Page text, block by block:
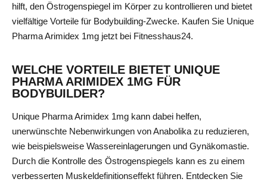
hilft, den Östrogenspiegel im Körper zu kontrollieren und bietet
vielfältige Vorteile für Bodybuilding-Zwecke. Kaufen Sie Unique
Pharma Arimidex 1mg jetzt bei Fitnesshaus24.
WELCHE VORTEILE BIETET UNIQUE
PHARMA ARIMIDEX 1MG FÜR
BODYBUILDER?
Unique Pharma Arimidex 1mg kann dabei helfen,
unerwünschte Nebenwirkungen von Anabolika zu reduzieren,
wie beispielsweise Wassereinlagerungen und Gynäkomastie.
Durch die Kontrolle des Östrogenspiegels kann es zu einem
verbesserten Muskeldefinitionseffekt führen. Entdecken Sie